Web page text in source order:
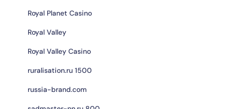
Royal Planet Casino
Royal Valley
Royal Valley Casino
ruralisation.ru 1500
russia-brand.com